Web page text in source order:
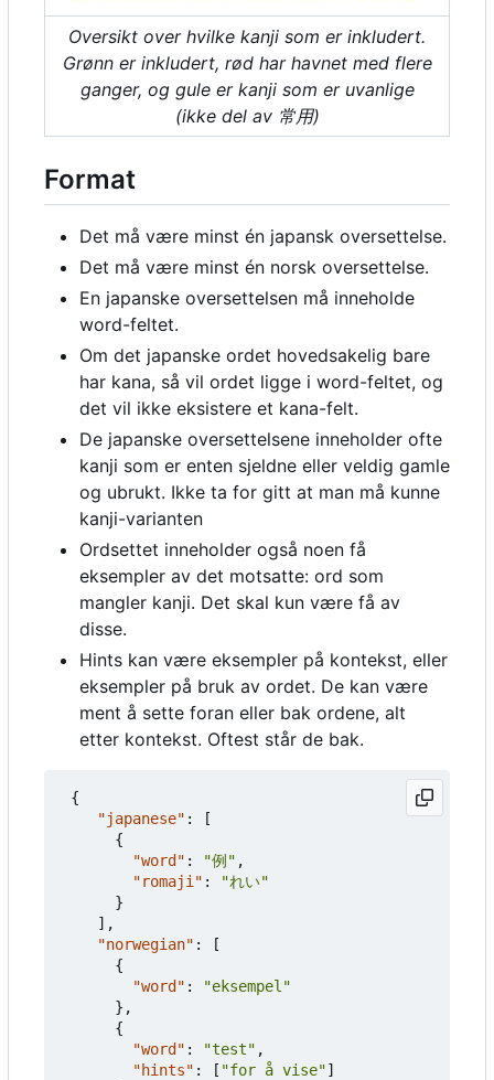
Oversikt over hvilke kanji som er inkludert.
Grønn er inkludert, rød har havnet med flere
ganger, og gule er kanji som er uvanlige
(ikke del av 常用)
Format
Det må være minst én japansk oversettelse.
Det må være minst én norsk oversettelse.
En japanske oversettelsen må inneholde
word-feltet.
Om det japanske ordet hovedsakelig bare
har kana, så vil ordet ligge i word-feltet, og
det vil ikke eksistere et kana-felt.
De japanske oversettelsene inneholder ofte
kanji som er enten sjeldne eller veldig gamle
og ubrukt. Ikke ta for gitt at man må kunne
kanji-varianten
Ordsettet inneholder også noen få
eksempler av det motsatte: ord som
mangler kanji. Det skal kun være få av
disse.
Hints kan være eksempler på kontekst, eller
eksempler på bruk av ordet. De kan være
ment å sette foran eller bak ordene, alt
etter kontekst. Oftest står de bak.
{
"japanese" :
[
{
"word" : "例" ,
"romaji" :
"れい"
}
],
"norwegian" :
[
{
"word" :
"eksempel"
},
{
"word" : "test" ,
"hints" : [ "for å vise"]